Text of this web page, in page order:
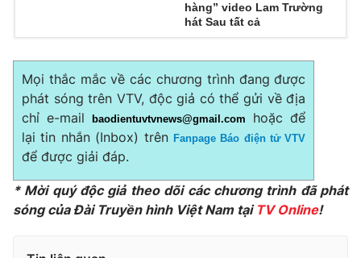
Tấm lòng Việt
VTV4 Vươn mình bằng AI
VTV9 VTV8
Liên hệ tòa soạn
THỜI BÁO VTV
hàng” video Lam Trường
hát Sau tất cả
Mọi thắc mắc về các chương trình đang được
phát sóng trên VTV, độc giả có thể gửi về địa
chỉ e-mailbaodientuvtvnews@gmail.com
hoặc để
lại tin nhắn (Inbox) trên Fanpage Báo điện tử VTV
để được giải đáp.
* Mời quý độc giả theo dõi các chương trình đã phát
sóng của Đài Truyền hình Việt Nam tại TV Online!